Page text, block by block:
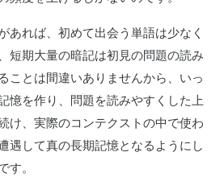
あれば、初めて出会う単語は少なく
短期大量の暗記は初見の問題の読み
ことは間違いありませんから、いっ
憶を作り、問題を読みやすくした上
け、実際のコンテクストの中で使わ
遇して真の長期記憶となるようにし
。